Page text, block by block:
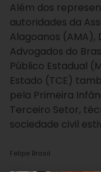
Além dos
autoridades da
Alagoanos (AMA),
Advogados do
Público Estadual
Estado (TCE)
pela Primeira
Terceiro Setor,
sociedade civil
Felipe Brasil